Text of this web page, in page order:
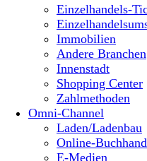
Einzelhandels-
Immobilien
Andere Branchen
Innenstadt
Shopping Center
Zahlmethoden
Omni-Channel
Laden/Ladenbau
Online-
E-Medien